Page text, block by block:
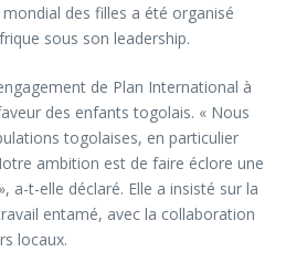
des filles a été organisé
sous son leadership.
de Plan International à
des enfants togolais. « Nous
togolaises, en particulier
ambition est de faire éclore une
a-t-elle déclaré. Elle a insisté sur la
entamé, avec la collaboration
locaux.